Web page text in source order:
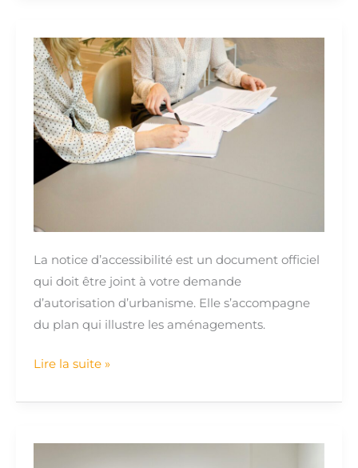
La notice d’accessibilité est un document officiel
qui doit être joint à votre demande
d’autorisation d’urbanisme. Elle s’accompagne
du plan qui illustre les aménagements.
Notice
d’accessibilité
ERP
:
Contenu,
obligations
et
Lire la suite »